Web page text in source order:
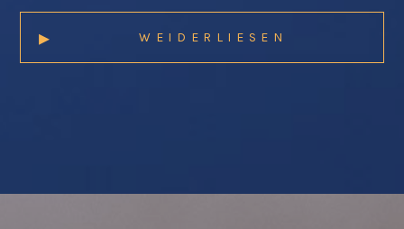
▸ WEIDERLIESEN